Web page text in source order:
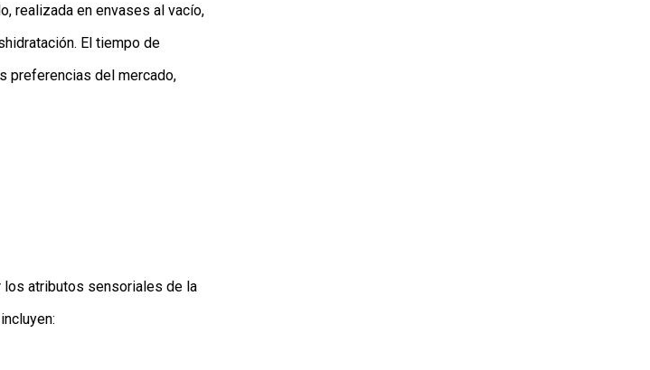
realizada en envases al vacío,
El tiempo de
preferencias del mercado,
los atributos sensoriales de la